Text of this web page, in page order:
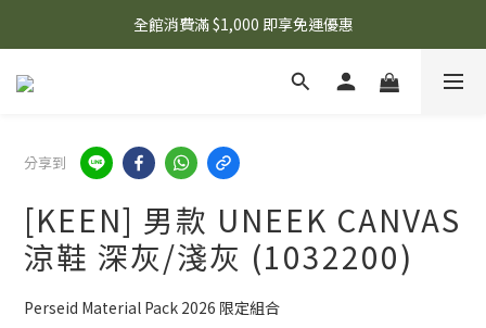
🌟 想知道現在有什麼優惠嗎？ 點擊查看最新優惠！
全館消費滿 $1,000 即享免運優惠
🌟 想知道現在有什麼優惠嗎？ 點擊查看最新優惠！
分享到
[KEEN] 男款 UNEEK CANVAS
涼鞋 深灰/淺灰 (1032200)
Perseid Material Pack 2026 限定組合